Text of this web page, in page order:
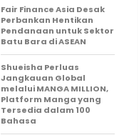
Fair Finance Asia Desak
Perbankan Hentikan
Pendanaan untuk Sektor
Batu Bara di ASEAN
Shueisha Perluas
Jangkauan Global
melalui MANGA MILLION,
Platform Manga yang
Tersedia dalam 100
Bahasa